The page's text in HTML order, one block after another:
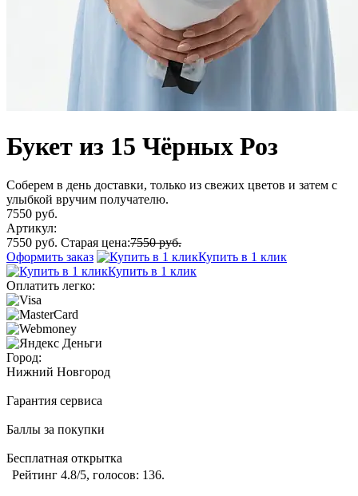
Букет из 15 Чёрных Роз
Соберем в день доставки, только из свежих цветов и затем с
улыбкой вручим получателю.
7550 руб.
Артикул:
7550 руб. Старая цена:7550 руб.
Оформить заказ
Купить в 1 клик
Купить в 1 клик
Оплатить легко:
Город:
Нижний Новгород
Гарантия сервиса
Баллы за покупки
Бесплатная открытка
Рейтинг 4.8/5, голосов: 136.